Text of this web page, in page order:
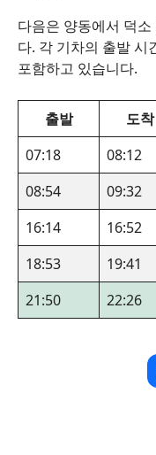
다음은 양동에서 덕
다. 각 기차의 출발 시
포함하고 있습니다.
출발 도착
07:18
08:12
08:54
09:32
16:14
16:52
18:53
19:41
21:50
22:26